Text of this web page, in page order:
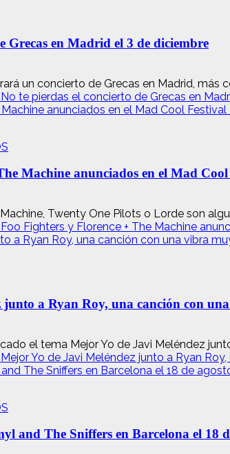
Grecas en Madrid el 3 de diciembre
un concierto de Grecas en Madrid, más
te pierdas el concierto de Grecas en
anunciados en el Mad Cool Festival
Machine anunciados en el Mad
Twenty One Pilots o Lorde son
Fighters y Florence + The Machine
a Ryan Roy, una canción con una vibra
a Ryan Roy, una canción con
el tema Mejor Yo de Javi Meléndez
Yo de Javi Meléndez junto a Ryan
The Sniffers en Barcelona el 18 de
and The Sniffers en Barcelona el 18